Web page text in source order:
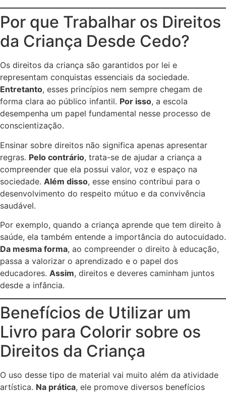
Por que Trabalhar os Direitos
da Criança Desde Cedo?
Os direitos da criança são garantidos por lei e
representam conquistas essenciais da sociedade.
Entretanto, esses princípios nem sempre chegam de
forma clara ao público infantil. Por isso, a escola
desempenha um papel fundamental nesse processo de
conscientização.
Ensinar sobre direitos não significa apenas apresentar
regras. Pelo contrário, trata-se de ajudar a criança a
compreender que ela possui valor, voz e espaço na
sociedade. Além disso, esse ensino contribui para o
desenvolvimento do respeito mútuo e da convivência
saudável.
Por exemplo, quando a criança aprende que tem direito à
saúde, ela também entende a importância do autocuidado.
Da mesma forma, ao compreender o direito à educação,
passa a valorizar o aprendizado e o papel dos
educadores. Assim, direitos e deveres caminham juntos
desde a infância.
Benefícios de Utilizar um
Livro para Colorir sobre os
Direitos da Criança
O uso desse tipo de material vai muito além da atividade
artística. Na prática, ele promove diversos benefícios